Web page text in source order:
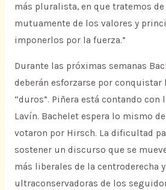
más pluralista, en que tratemos
mutuamente de los valores y
imponerlos por la fuerza.”
Durante las próximas semanas
deberán esforzarse por conquistar
“duros”. Piñera está contando con
Lavín. Bachelet espera lo mismo
votaron por Hirsch. La dificultad
sostener un discurso que se
más liberales de la centroderecha
ultraconservadoras de los